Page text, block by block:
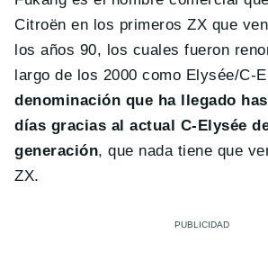
Citroën en los primeros ZX que
los años 90, los cuales fueron
largo de los 2000 como Elysée/C-
denominación que ha llegado
días gracias al actual C-Elysée
generación, que nada tiene que
ZX.